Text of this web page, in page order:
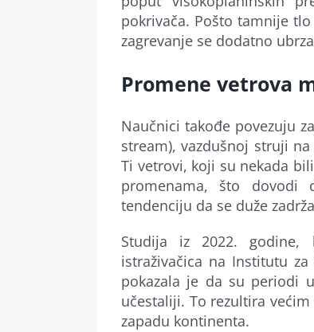
pokrivača. Pošto tamnije
zagrevanje se dodatno
Promene vetrova
Naučnici takođe povezuju
stream), vazdušnoj struji
Ti vetrovi, koji su nekada
promenama, što dovodi
tendenciju da se duže
Studija iz 2022. godine,
istraživačica na Institutu
pokazala je da su periodi
učestaliji. To rezultira
zapadu kontinenta.